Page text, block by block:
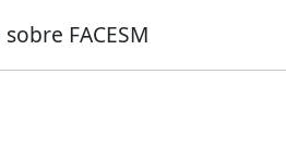
FACESM